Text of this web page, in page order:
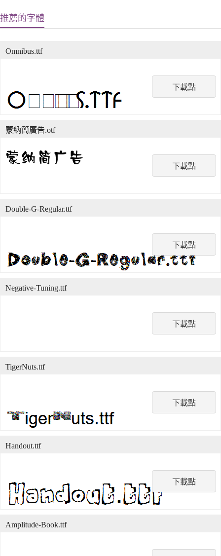
推薦的字體
下載點
Omnibus.ttf
下載點
蒙納簡廣告.otf
下載點
Double-G-Regular.ttf
下載點
Negative-Tuning.ttf
下載點
TigerNuts.ttf
下載點
Handout.ttf
Amplitude-Book.ttf